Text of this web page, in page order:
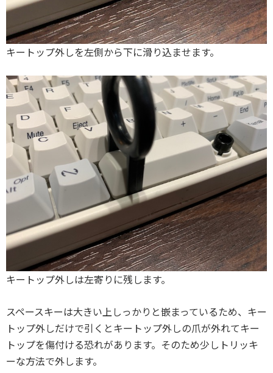
キートップ外しを左側から下に滑り込ませます。
キートップ外しは左寄りに残します。
スペースキーは大きい上しっかりと嵌まっているため、キー
トップ外しだけで引くとキートップ外しの爪が外れてキー
トップを傷付ける恐れがあります。そのため少しトリッキ
ーな方法で外します。